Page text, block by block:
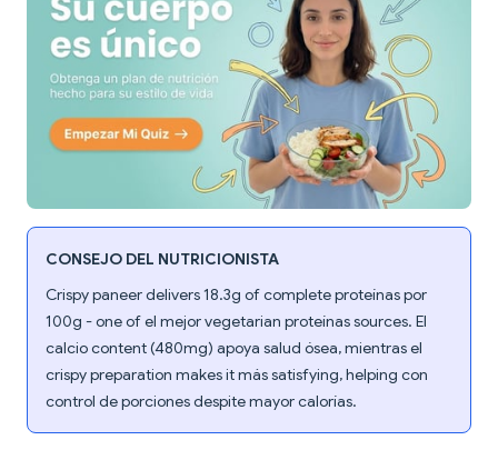
CONSEJO DEL NUTRICIONISTA
Crispy paneer delivers 18.3g of complete proteínas por
100g - one of el mejor vegetarian proteínas sources. El
calcio content (480mg) apoya salud ósea, mientras el
crispy preparation makes it más satisfying, helping con
control de porciones despite mayor calorías.